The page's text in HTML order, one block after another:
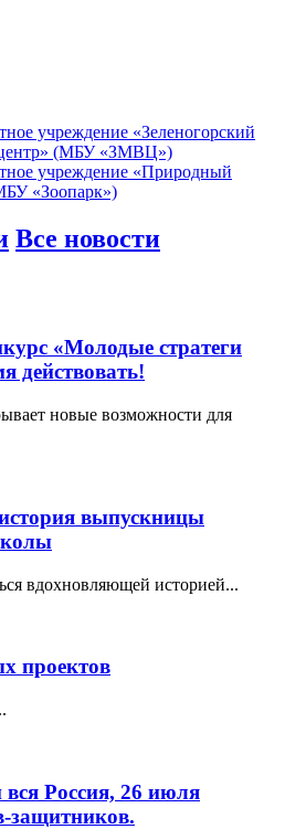
учреждение «Зеленогорский
(МБУ «ЗМВЦ»)
учреждение «Природный
«Зоопарк»)
Все новости
«Молодые стратеги
действовать!
новые возможности для
выпускницы
вдохновляющей историей...
проектов
вся Россия, 26 июля
защитников.